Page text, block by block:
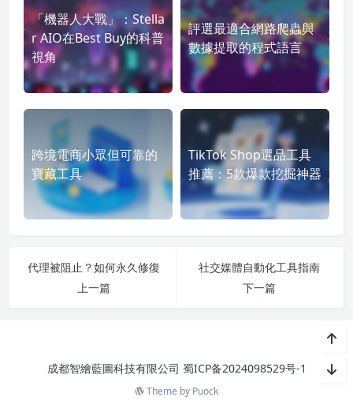
「機器人大戰」：Stella
r AIO在Best Buy的科普
視角
評選最適合網路爬蟲與
數據提取的程式語言
跨境電商小眾但可靠的
寶藏工具
TikTok Shop選品工具
推薦：5款爆款挖掘神器
代理被阻止？如何永久修復
上一篇
社交媒體自動化工具指南
下一篇
成都智繪藍圖科技有限公司 蜀ICP备2024098529号-1
Theme by Puock